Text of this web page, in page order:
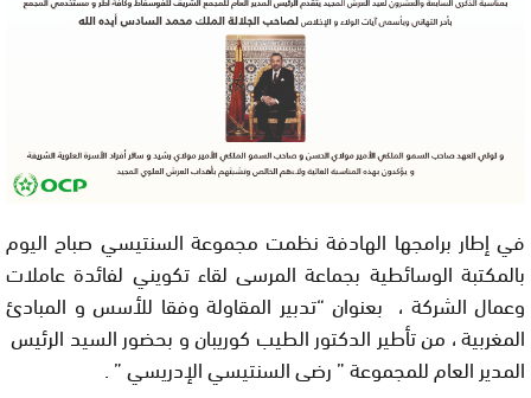
في إطار برامجها الهادفة نظمت مجموعة السنتيسي صباح اليوم
بالمكتبة الوسائطية بجماعة المرسى لقاء تكويني لفائدة عاملات
وعمال الشركة ، بعنوان “تدبير المقاولة وفقا للأسس و المبادئ
المغربية ، من تأطير الدكتور الطيب كوريبان و بحضور السيد الرئيس
المدير العام للمجموعة ” رضى السنتيسي الإدريسي ” .